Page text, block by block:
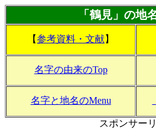
「鶴見」の地
【参考資料・文献】
名字の由来のTop
名字と地名のMenu
スポンサー